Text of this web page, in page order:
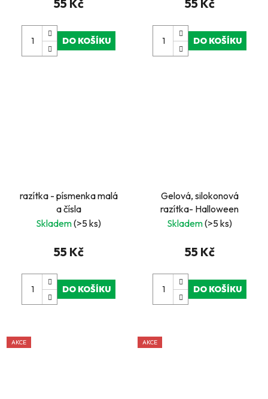
55 Kč
DO KOŠÍKU
55 Kč
DO KOŠÍKU
razítka - písmenka malá
a čísla
Skladem(>5 ks)
55 Kč
DO KOŠÍKU
Gelová, silokonová
razítka- Halloween
Skladem(>5 ks)
55 Kč
DO KOŠÍKU
AKCE AKCE